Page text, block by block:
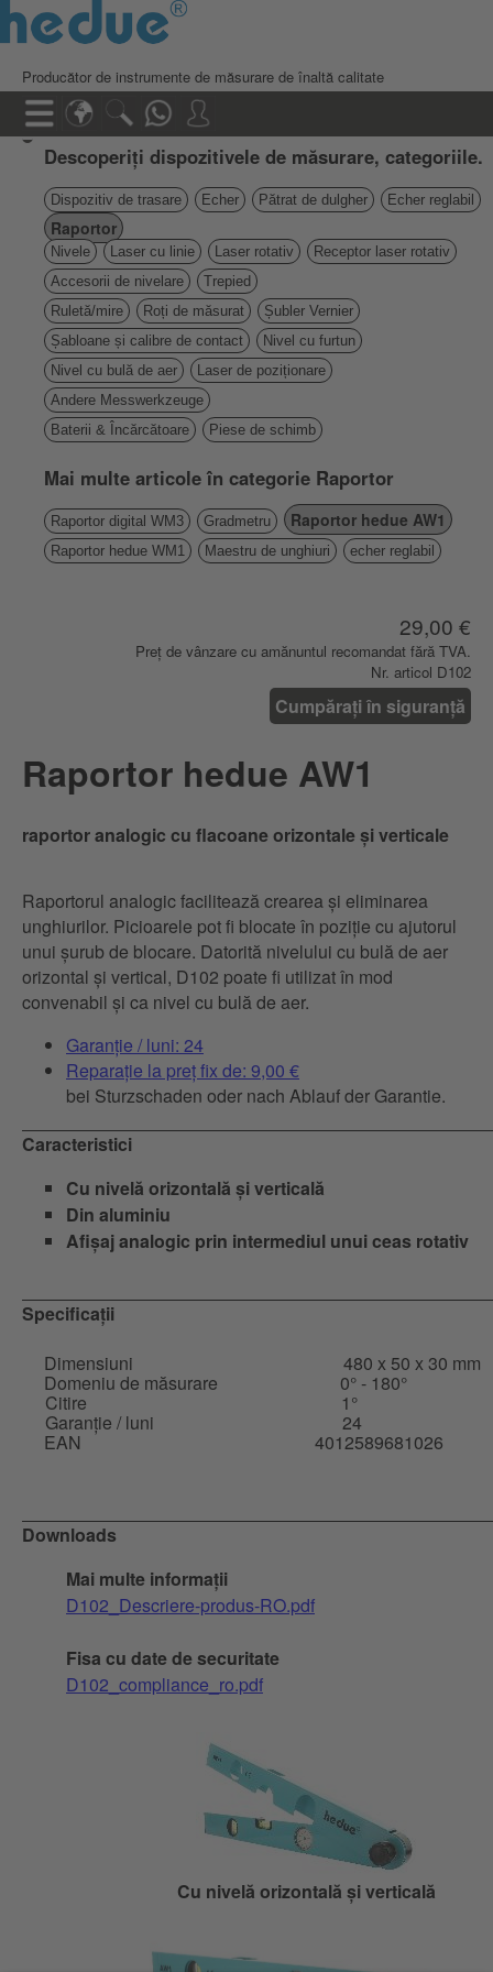
Producător de instrumente de măsurare de înaltă calitate
Descoperiți dispozitivele de măsurare, categoriile.
Dispozitiv de trasare Echer Pătrat de dulgher Echer reglabil
Raportor
Nivele Laser cu linie Laser rotativ
Receptor laser rotativ
Accesorii de nivelare
Trepied
Ruletă/mire
Roți de măsurat
Șubler Vernier
Șabloane și calibre de contact
Nivel cu furtun
Nivel cu bulă de aer
Laser de poziționare
Andere Messwerkzeuge
Baterii & Încărcătoare
Piese de schimb
Mai multe articole în categorie Raportor
Raportor digital WM3 Gradmetru Raportor hedue AW1
Raportor hedue WM1 Maestru de unghiuri echer reglabil
29,00 €
Preț de vânzare cu amănuntul recomandat fără TVA.
Nr. articol D102
Cumpărați în siguranță
Raportor hedue AW1
raportor analogic cu flacoane orizontale și verticale
Raportorul analogic facilitează crearea și eliminarea
unghiurilor. Picioarele pot fi blocate în poziție cu ajutorul
unui șurub de blocare. Datorită nivelului cu bulă de aer
orizontal și vertical, D102 poate fi utilizat în mod
convenabil și ca nivel cu bulă de aer.
Garanție / luni: 24
Reparație la preț fix de: 9,00 €
bei Sturzschaden oder nach Ablauf der Garantie.
Caracteristici
Cu nivelă orizontală și verticală
Din aluminiu
Afișaj analogic prin intermediul unui ceas rotativ
Specificații
Dimensiuni
480 x 50 x 30 mm
Domeniu de măsurare 0° - 180°
Citire 1°
Garanție / luni 24
EAN 4012589681026
Downloads
Mai multe informații
D102_Descriere-produs-RO.pdf
Fisa cu date de securitate
D102_compliance_ro.pdf
Cu nivelă orizontală și verticală